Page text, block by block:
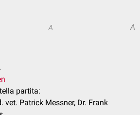
A A
partita:
vet. Patrick Messner, Dr. Frank